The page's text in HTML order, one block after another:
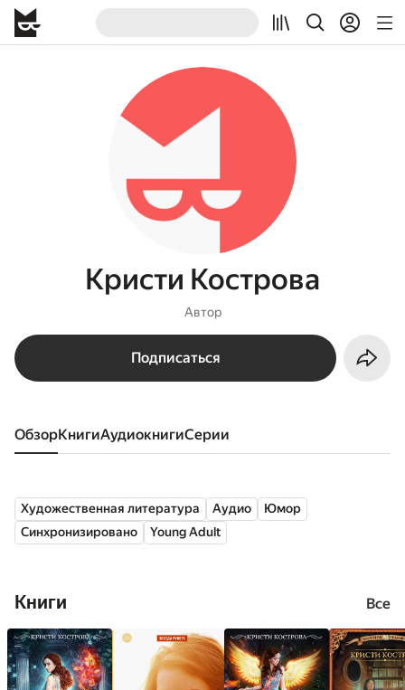
Кристи Кострова
Автор
Подписаться
Обзор книги аудиокниги серии
Художественная литература Аудио
Юмор
Синхронизировано
Young Adult
Книги Все